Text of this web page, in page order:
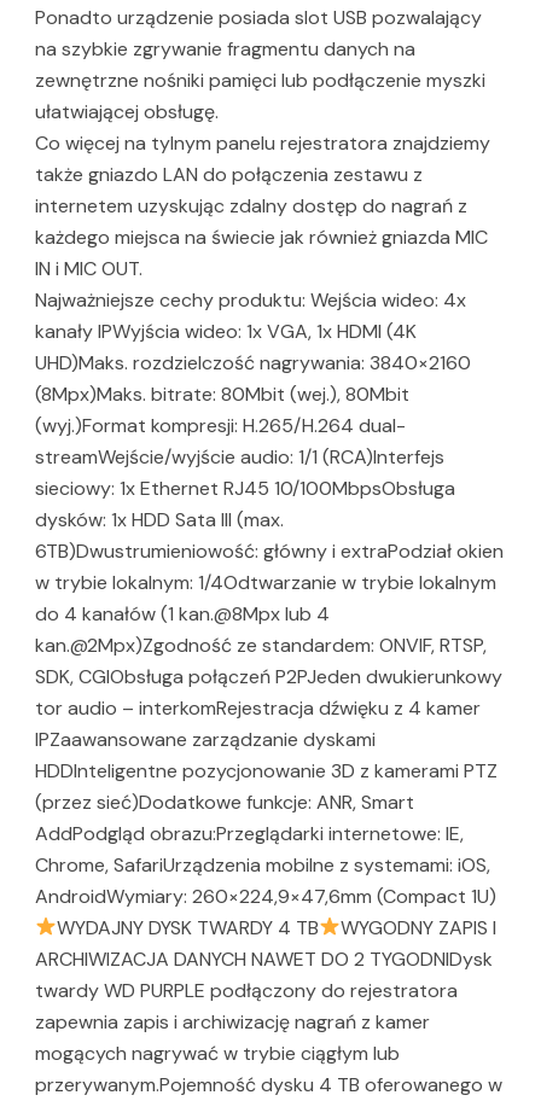
Ponadto urządzenie posiada slot USB pozwalający
na szybkie zgrywanie fragmentu danych na
zewnętrzne nośniki pamięci lub podłączenie myszki
ułatwiającej obsługę.
Co więcej na tylnym panelu rejestratora znajdziemy
także gniazdo LAN do połączenia zestawu z
internetem uzyskując zdalny dostęp do nagrań z
każdego miejsca na świecie jak również gniazda MIC
IN i MIC OUT.
Najważniejsze cechy produktu: Wejścia wideo: 4x
kanały IPWyjścia wideo: 1x VGA, 1x HDMI (4K
UHD)Maks. rozdzielczość nagrywania: 3840×2160
(8Mpx)Maks. bitrate: 80Mbit (wej.), 80Mbit
(wyj.)Format kompresji: H.265/H.264 dual-
streamWejście/wyjście audio: 1/1 (RCA)Interfejs
sieciowy: 1x Ethernet RJ45 10/100MbpsObsługa
dysków: 1x HDD Sata III (max.
6TB)Dwustrumieniowość: główny i extraPodział okien
w trybie lokalnym: 1/4Odtwarzanie w trybie lokalnym
do 4 kanałów (1 kan.@8Mpx lub 4
kan.@2Mpx)Zgodność ze standardem: ONVIF, RTSP,
SDK, CGIObsługa połączeń P2PJeden dwukierunkowy
tor audio – interkomRejestracja dźwięku z 4 kamer
IPZaawansowane zarządzanie dyskami
HDDInteligentne pozycjonowanie 3D z kamerami PTZ
(przez sieć)Dodatkowe funkcje: ANR, Smart
AddPodgląd obrazu:Przeglądarki internetowe: IE,
Chrome, SafariUrządzenia mobilne z systemami: iOS,
AndroidWymiary: 260×224,9×47,6mm (Compact 1U)
WYDAJNY DYSK TWARDY 4 TB
WYGODNY ZAPIS I
ARCHIWIZACJA DANYCH NAWET DO 2 TYGODNIDysk
twardy WD PURPLE podłączony do rejestratora
zapewnia zapis i archiwizację nagrań z kamer
mogących nagrywać w trybie ciągłym lub
przerywanym.Pojemność dysku 4 TB oferowanego w